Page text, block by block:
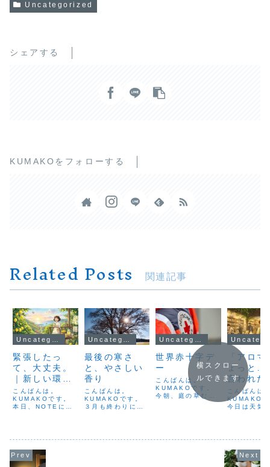
Uncategorized
シェアする
KUMAKOをフォローする
Related Posts 関連記事
緊張したっ
て、大丈夫。
｜新しい環境
とレモンの香
り
こんばんは。
KUMAKOです。
本日、NOTEに記
緊張や疲れを感じ
やすいこの季ミ
最後の寒さ
と、やさしい
香り
こんばんは。
KUMAKOです。
３月も終わりに近
世界赤十字デ
ー
こんばんは。
KUMAKOです。
今朝、庭の草むし
り中ぎっくり腰に
「アロ
ょっと…
言われた
気づき
こんばんは
KUMAKO
今日は天気
立つことが
こと。まず
横スクロー
ルできます